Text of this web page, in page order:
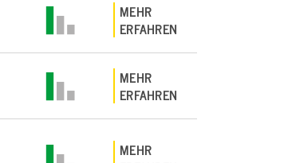
MEHR
ERFAHREN
MEHR
ERFAHREN
MEHR